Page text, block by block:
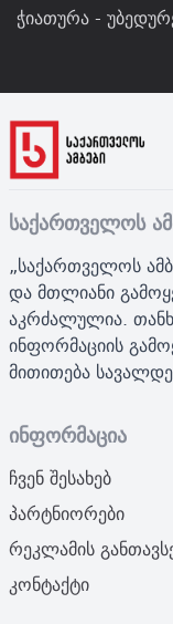
ჭიათურა -
საქართველოს
„საქართველოს
და მთლიანი
აკრძალულია.
ინფორმაციის
მითითება
ინფორმაცია
ჩვენ შესახებ
პარტნიორები
რეკლამის
კონტაქტი